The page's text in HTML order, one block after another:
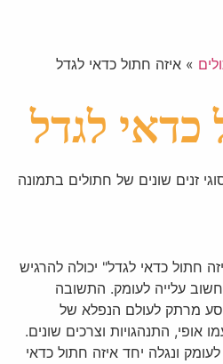
» איזה חתול כדאי לגדל
כדאי לגדל
חתול כדאי לגדל" יכולה להרגיש
עלייה לעומק. התשובה
מרתק לעולם הנפלא של
אופי, התנהגויות וצרכים שונים.
ונגלה יחד איזה חתול כדאי